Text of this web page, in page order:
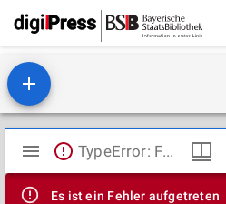
Mirador
Viewer
TypeError: Failed to fetch
Es ist ein Fehler aufgetreten